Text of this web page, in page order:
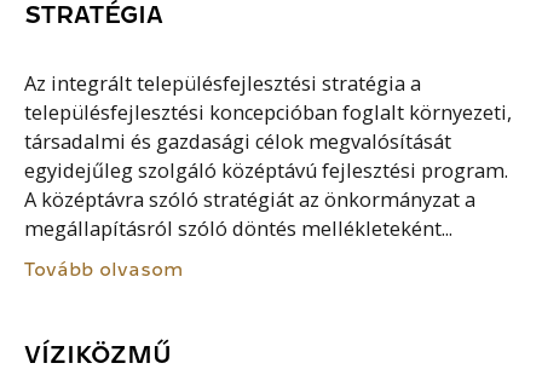
STRATÉGIA
Az integrált településfejlesztési stratégia a
településfejlesztési koncepcióban foglalt környezeti,
társadalmi és gazdasági célok megvalósítását
egyidejűleg szolgáló középtávú fejlesztési program.
A középtávra szóló stratégiát az önkormányzat a
megállapításról szóló döntés mellékleteként...
Tovább olvasom
VÍZIKÖZMŰ